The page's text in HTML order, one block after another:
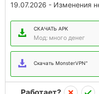
19.07.2026 - Изменения
СКАЧАТЬ APK
Мод: много денег
Скачать MonsterVPN"
Работает?